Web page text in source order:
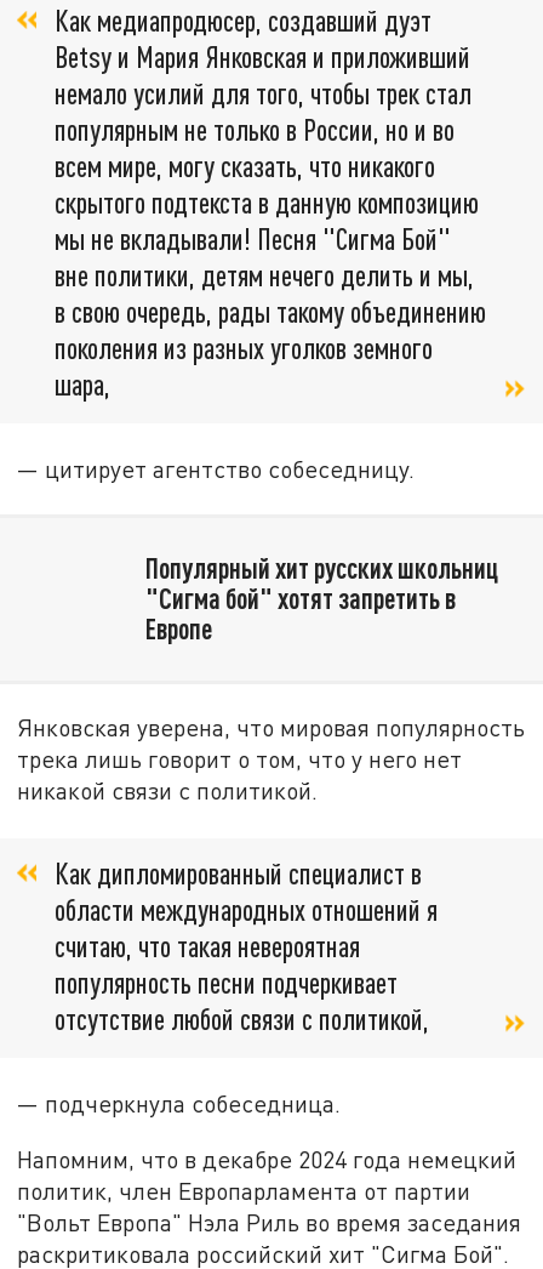
Как медиапродюсер, создавший дуэт
Betsy и Мария Янковская и приложивший
немало усилий для того, чтобы трек стал
популярным не только в России, но и во
всем мире, могу сказать, что никакого
скрытого подтекста в данную композицию
мы не вкладывали! Песня "Сигма Бой"
вне политики, детям нечего делить и мы,
в свою очередь, рады такому объединению
поколения из разных уголков земного
шара,
— цитирует агентство собеседницу.
Популярный хит русских школьниц
"Сигма бой" хотят запретить в
Европе
Янковская уверена, что мировая популярность
трека лишь говорит о том, что у него нет
никакой связи с политикой.
Как дипломированный специалист в
области международных отношений я
считаю, что такая невероятная
популярность песни подчеркивает
отсутствие любой связи с политикой,
— подчеркнула собеседница.
Напомним, что в декабре 2024 года немецкий
политик, член Европарламента от партии
"Вольт Европа" Нэла Риль во время заседания
раскритиковала российский хит "Сигма Бой".